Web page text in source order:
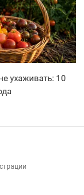
ухаживать: 10